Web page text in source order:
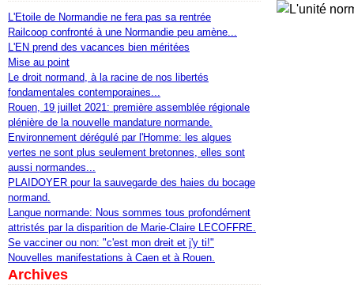
L'Etoile de Normandie ne fera pas sa rentrée
Railcoop confronté à une Normandie peu amène...
L'EN prend des vacances bien méritées
Mise au point
Le droit normand, à la racine de nos libertés
fondamentales contemporaines...
Rouen, 19 juillet 2021: première assemblée régionale
plénière de la nouvelle mandature normande.
Environnement dérégulé par l'Homme: les algues
vertes ne sont plus seulement bretonnes, elles sont
aussi normandes...
PLAIDOYER pour la sauvegarde des haies du bocage
normand.
Langue normande: Nous sommes tous profondément
attristés par la disparition de Marie-Claire LECOFFRE.
Se vacciner ou non: "c'est mon dreit et j'y ti!"
Nouvelles manifestations à Caen et à Rouen.
Archives